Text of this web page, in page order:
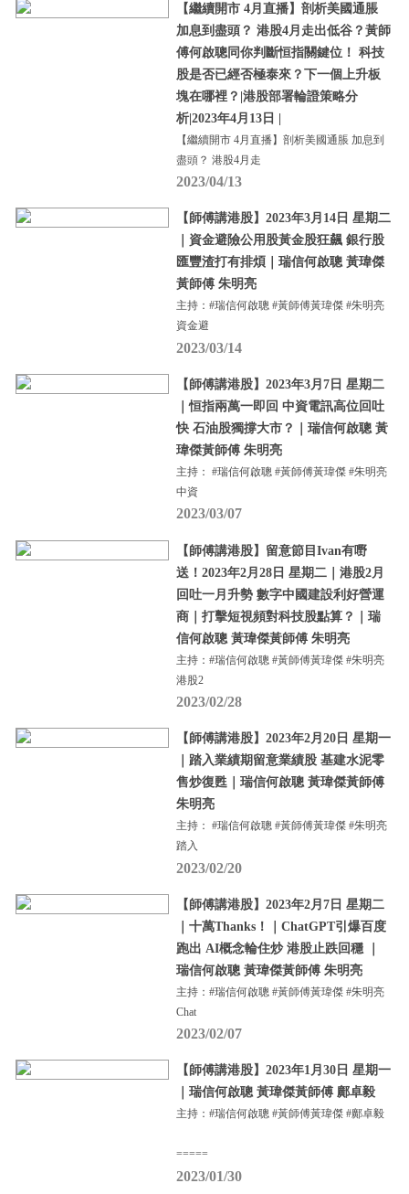
【繼續開市 4月直播】剖析美國通脹
加息到盡頭？ 港股4月走出低谷？黃師
傅何啟聰同你判斷恒指關鍵位！ 科技
股是否已經否極泰來？下一個上升板
塊在哪裡？|港股部署輪證策略分
析|2023年4月13日 |
【繼續開市 4月直播】剖析美國通脹 加息到
盡頭？ 港股4月走
2023/04/13
【師傅講港股】2023年3月14日 星期二
｜資金避險公用股黃金股狂飆 銀行股
匯豐渣打有排煩｜瑞信何啟聰 黃瑋傑
黃師傅 朱明亮
主持：#瑞信何啟聰 #黃師傅黃瑋傑 #朱明亮
資金避
2023/03/14
【師傅講港股】2023年3月7日 星期二
｜恒指兩萬一即回 中資電訊高位回吐
快 石油股獨撐大市？｜瑞信何啟聰 黃
瑋傑黃師傅 朱明亮
主持： #瑞信何啟聰 #黃師傅黃瑋傑 #朱明亮
中資
2023/03/07
【師傅講港股】留意節目Ivan有嘢
送！2023年2月28日 星期二｜港股2月
回吐一月升勢 數字中國建設利好營運
商｜打擊短視頻對科技股點算？｜瑞
信何啟聰 黃瑋傑黃師傅 朱明亮
主持：#瑞信何啟聰 #黃師傅黃瑋傑 #朱明亮
港股2
2023/02/28
【師傅講港股】2023年2月20日 星期一
｜踏入業績期留意業績股 基建水泥零
售炒復甦｜瑞信何啟聰 黃瑋傑黃師傅
朱明亮
主持： #瑞信何啟聰 #黃師傅黃瑋傑 #朱明亮
踏入
2023/02/20
【師傅講港股】2023年2月7日 星期二
｜十萬Thanks！｜ChatGPT引爆百度
跑出 AI概念輪住炒 港股止跌回穩 ｜
瑞信何啟聰 黃瑋傑黃師傅 朱明亮
主持：#瑞信何啟聰 #黃師傅黃瑋傑 #朱明亮
Chat
2023/02/07
【師傅講港股】2023年1月30日 星期一
｜瑞信何啟聰 黃瑋傑黃師傅 鄺卓毅
主持：#瑞信何啟聰 #黃師傅黃瑋傑 #鄺卓毅
=====
2023/01/30